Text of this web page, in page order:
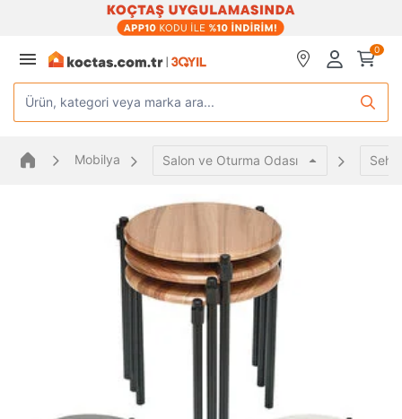
0
Ürün, kategori veya marka ara...
Mobilya Salon ve Oturma Odası